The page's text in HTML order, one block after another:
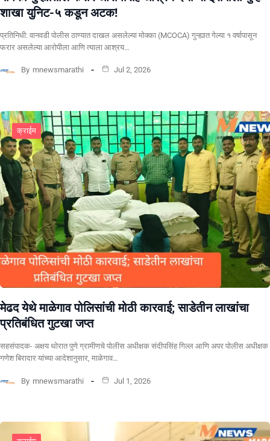
शाखा युनिट-५ कडून अटक!
प्रतिनिधी: वानवडी पोलीस ठाण्यात दाखल असलेल्या मोक्का (MCOCA) गुन्ह्यात गेल्या १ वर्षापासून
फरार असलेल्या आरोपीला आणि त्याला आश्रय…
By mnewsmarathi Jul 2, 2026
क्राईम
​मेढद येथे माळेगाव पोलिसांची मोठी कारवाई; साडेतीन लाखांचा
प्रतिबंधित गुटखा जप्त
सहसंपादक- अक्षय थोरात पुणे ग्रामीणचे पोलीस अधीक्षक संदीपसिंह गिल्ल आणि अपर पोलीस अधीक्षक
गणेश बिरादार यांच्या आदेशानुसार, माळेगाव…
By mnewsmarathi Jul 1, 2026